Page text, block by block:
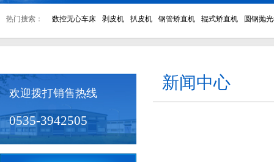
热门搜索： 数控无心车床 剥皮机 扒皮机 钢管矫直机 辊式矫直机 圆钢抛
欢迎拨打销售热线
0535-3942505
新闻中心